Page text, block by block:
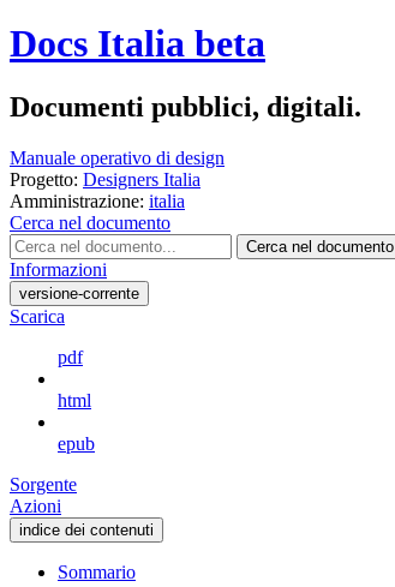
Docs Italia beta
Documenti pubblici, digitali.
Manuale operativo di design
Progetto: Designers Italia
Amministrazione: italia
Cerca nel documento
Cerca nel documento
Informazioni
versione-corrente
Scarica
pdf
html
epub
Sorgente
Azioni
indice dei contenuti
Sommario